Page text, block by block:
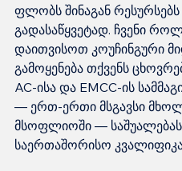
ფლობს შინაგან რესურსებს
გადასაწყვეტად. ჩვენი
დაითვისოთ კოუჩინგური
გამოყენება თქვენს
AC-ისა და EMCC-ის
— ერთ-ერთი მსგავსი
მსოფლიოში —
საერთაშორისო